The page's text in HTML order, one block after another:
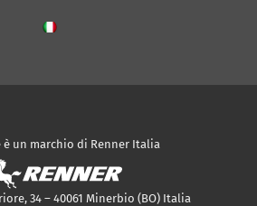
è un marchio di Renner Italia
34 – 40061 Minerbio (BO) Italia